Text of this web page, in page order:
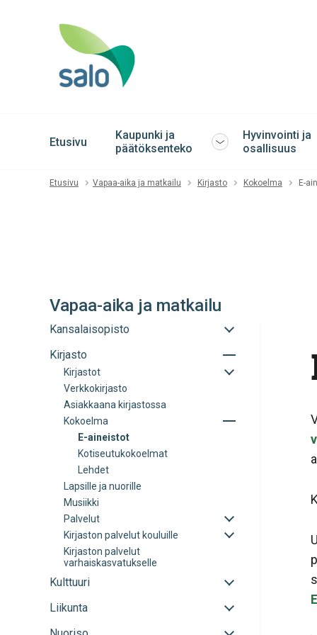
Etusivu
Kaupunki ja
päätöksenteko
Avaa
sulje
Hyvinvointi ja
osallisuus
Etusivu Vapaa-aika ja matkailu Kirjasto Kokoelma E-
Vapaa-aika ja matkailu
Kansalaisopisto
Avaa
sulje
alavalikko
Kirjasto
Avaa
Kirjastot
Avaa
Verkkokirjasto
Asiakkaana kirjastossa
Kokoelma
Avaa
E-aineistot
Kotiseutukokoelmat
Lehdet
Lapsille ja nuorille
Musiikki
Palvelut
Avaa
sulje
Kirjaston palvelut kouluille
Avaa
Kirjaston palvelut
varhaiskasvatukselle
Kulttuuri
Avaa
sulje
Liikunta
Avaa